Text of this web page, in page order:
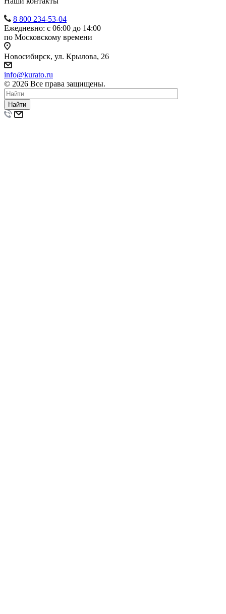
8 800 234-53-04
Ежедневно: с 06:00 до 14:00
по Московскому времени
Новосибирск, ул. Крылова, 26
info@kurato.ru
© 2026 Все права защищены.
Найти